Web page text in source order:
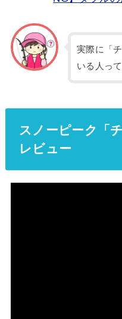
実際に「
いる人っ
スノーピーク「
レビュー